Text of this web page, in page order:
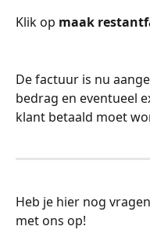
Klik op maak
De factuur is nu
bedrag en eventueel
klant betaald moet
Heb je hier nog
met ons op!